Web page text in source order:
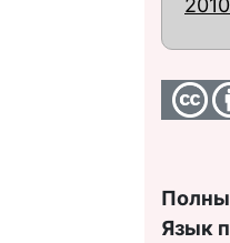
Язык